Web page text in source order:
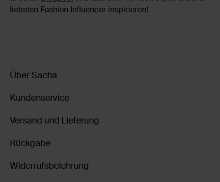
liebsten Fashion Influencer inspirieren!
Über Sacha
Kundenservice
Versand und Lieferung
Rückgabe
Widerrufsbelehrung